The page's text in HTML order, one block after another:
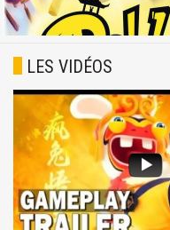
LES VIDÉOS